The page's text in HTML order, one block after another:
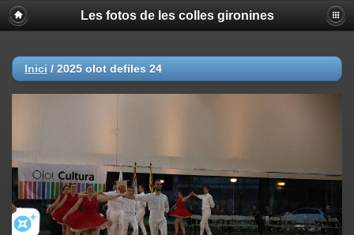
Les fotos de les colles gironines
Inici / 2025 olot defiles 24